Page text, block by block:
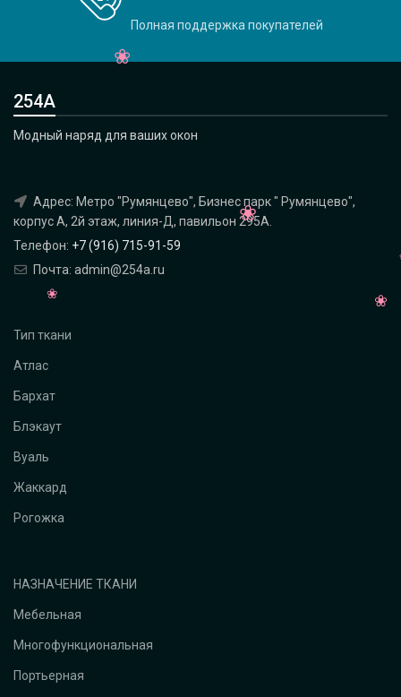
Полная поддержка покупателей
254А
Модный наряд для ваших окон
Адрес: Метро "Румянцево", Бизнес парк " Румянцево",
корпус А, 2й этаж, линия-Д, павильон 295A.
Телефон: +7 (916) 715-91-59
Почта: admin@254a.ru
Тип ткани
Атлас
Бархат
Блэкаут
Вуаль
Жаккард
Рогожка
НАЗНАЧЕНИЕ ТКАНИ
Мебельная
Многофункциональная
Портьерная